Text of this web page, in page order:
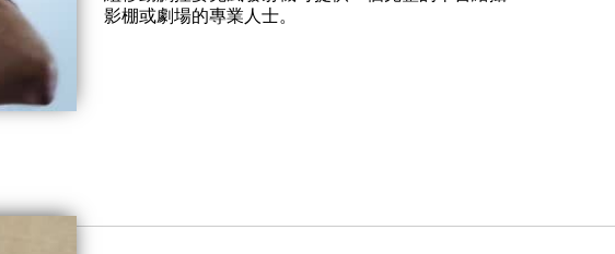
影棚或劇場的專業人士。